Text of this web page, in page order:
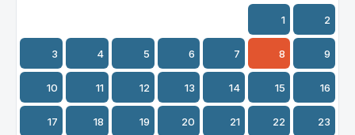
1 2
3 4 5 6 7 8 9
10 11 12 13 14 15 16
17 18 19 20 21 22 23